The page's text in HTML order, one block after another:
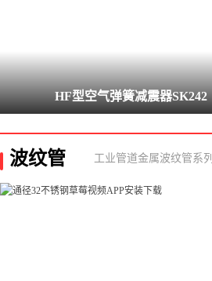
HF型空气弹簧减震器SK242
波纹管 工业管道金属波纹管系列